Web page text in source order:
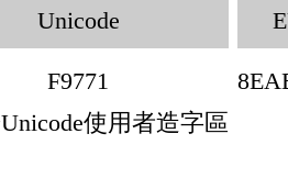
Unicode
F9771
使用者造字區